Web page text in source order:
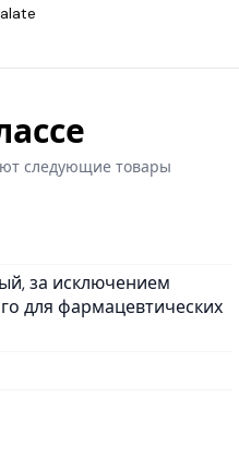
следующие товары
за исключением
для фармацевтических